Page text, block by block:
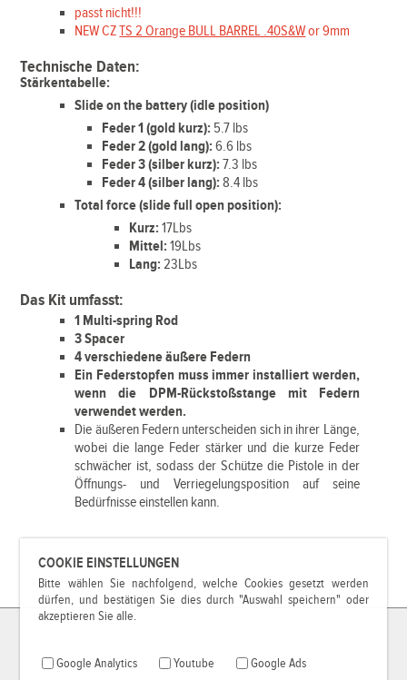
COOKIE EINSTELLUNGEN
Bitte wählen Sie nachfolgend, welche Cookies gesetzt werden
dürfen, und bestätigen Sie dies durch "Auswahl speichern" oder
akzeptieren Sie alle.
Google Analytics Youtube Google Ads
passt nicht!!!
NEW CZTS 2 Orange BULL BARREL .40S&Wor 9mm
Technische Daten:
Stärkentabelle:
Slide on the battery (idle position)
Feder 1 (gold kurz): 5.7 lbs
Feder 2 (gold lang):6.6 lbs
Feder 3 (silber kurz):7.3 lbs
Feder 4 (silber lang):8.4 lbs
Total force (slide full open position):
Kurz:17Lbs
Mittel:19Lbs
Lang:23Lbs
Das Kit umfasst:
1 Multi-spring Rod
3 Spacer
4 verschiedene äußere Federn
Ein Federstopfen muss immer installiert werden,
wenn die DPM-Rückstoßstange mit Federn
verwendet werden.
Die äußeren Federn unterscheiden sich in ihrer Länge,
wobei die lange Feder stärker und die kurze Feder
schwächer ist, sodass der Schütze die Pistole in der
Öffnungs- und Verriegelungsposition auf seine
Bedürfnisse einstellen kann.